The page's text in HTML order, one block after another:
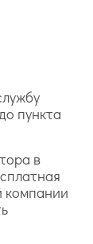
пункта
в
компании